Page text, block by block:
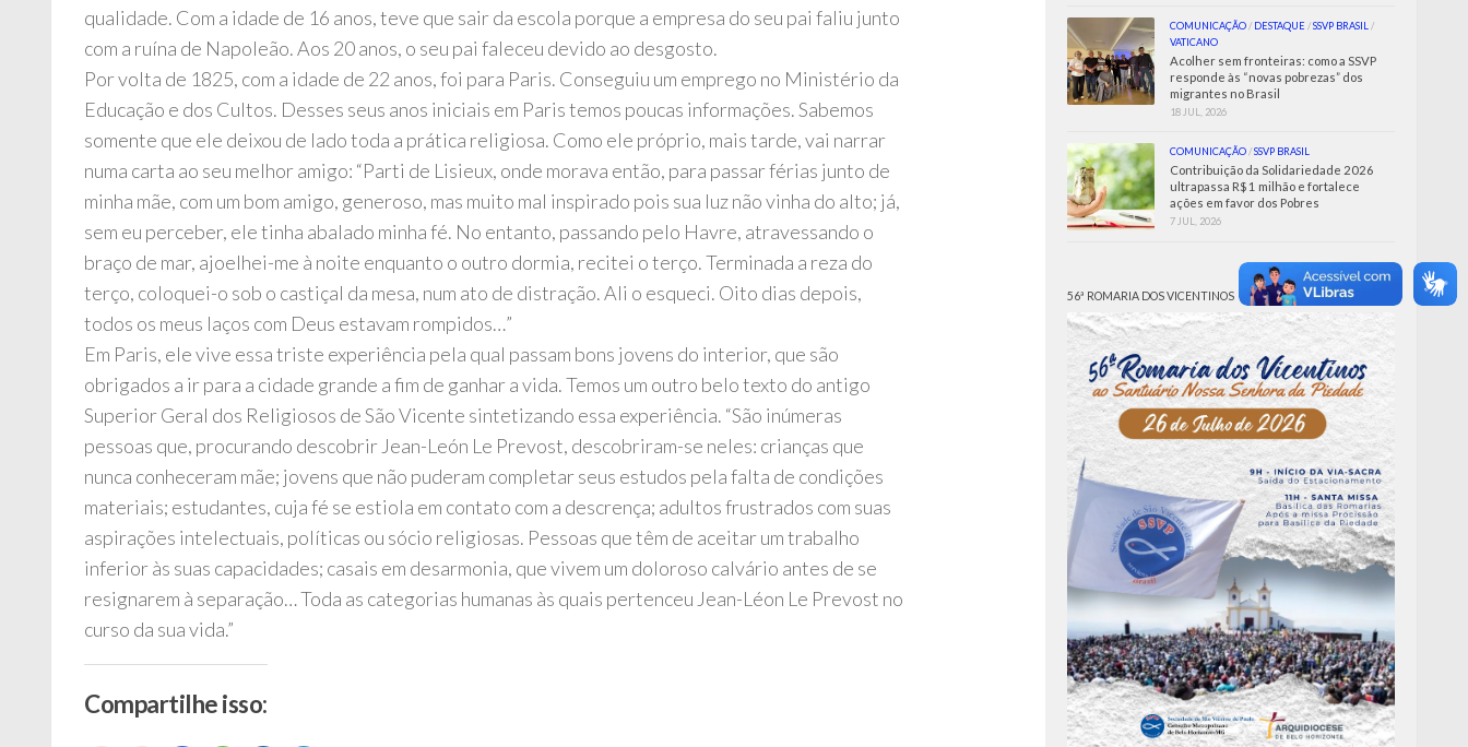
qualidade. Com a idade de 16 anos, teve que sair da escola porque a empresa do seu pai faliu junto
com a ruína de Napoleão. Aos 20 anos, o seu pai faleceu devido ao desgosto.
Por volta de 1825, com a idade de 22 anos, foi para Paris. Conseguiu um emprego no Ministério da
Educação e dos Cultos. Desses seus anos iniciais em Paris temos poucas informações. Sabemos
somente que ele deixou de lado toda a prática religiosa. Como ele próprio, mais tarde, vai narrar
numa carta ao seu melhor amigo: “Parti de Lisieux, onde morava então, para passar férias junto de
minha mãe, com um bom amigo, generoso, mas muito mal inspirado pois sua luz não vinha do alto; já,
sem eu perceber, ele tinha abalado minha fé. No entanto, passando pelo Havre, atravessando o
braço de mar, ajoelhei-me à noite enquanto o outro dormia, recitei o terço. Terminada a reza do
terço, coloquei-o sob o castiçal da mesa, num ato de distração. Ali o esqueci. Oito dias depois,
todos os meus laços com Deus estavam rompidos…”
Em Paris, ele vive essa triste experiência pela qual passam bons jovens do interior, que são
obrigados a ir para a cidade grande a fim de ganhar a vida. Temos um outro belo texto do antigo
Superior Geral dos Religiosos de São Vicente sintetizando essa experiência. “São inúmeras
pessoas que, procurando descobrir Jean-León Le Prevost, descobriram-se neles: crianças que
nunca conheceram mãe; jovens que não puderam completar seus estudos pela falta de condições
materiais; estudantes, cuja fé se estiola em contato com a descrença; adultos frustrados com suas
aspirações intelectuais, políticas ou sócio religiosas. Pessoas que têm de aceitar um trabalho
inferior às suas capacidades; casais em desarmonia, que vivem um doloroso calvário antes de se
resignarem à separação… Toda as categorias humanas às quais pertenceu Jean-Léon Le Prevost no
curso da sua vida.”
Compartilhe isso:
COMUNICAÇÃO / DESTAQUE /SSVP BRASIL /
VATICANO
Acolher sem fronteiras: como a SSVP
responde às “novas pobrezas” dos
migrantes no Brasil
18 JUL, 2026
COMUNICAÇÃO /SSVP BRASIL
Contribuição da Solidariedade 2026
ultrapassa R$ 1 milhão e fortalece
ações em favor dos Pobres
7 JUL, 2026
56ª ROMARIA DOS VICENTINOS